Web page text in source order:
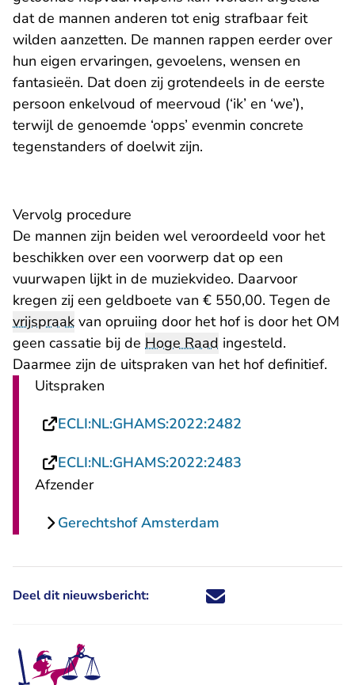
dat de mannen anderen tot enig strafbaar feit
wilden aanzetten. De mannen rappen eerder over
hun eigen ervaringen, gevoelens, wensen en
fantasieën. Dat doen zij grotendeels in de eerste
persoon enkelvoud of meervoud (‘ik’ en ‘we’),
terwijl de genoemde ‘opps’ evenmin concrete
tegenstanders of doelwit zijn.
Vervolg procedure
De mannen zijn beiden wel veroordeeld voor het
beschikken over een voorwerp dat op een
vuurwapen lijkt in de muziekvideo. Daarvoor
kregen zij een geldboete van € 550,00. Tegen de
vrijspraak van opruiing door het hof is door het OM
geen cassatie bij de Hoge Raad ingesteld.
Daarmee zijn de uitspraken van het hof definitief.
Uitspraken
ECLI:NL:GHAMS:2022:2482
ECLI:NL:GHAMS:2022:2483
Afzender
Gerechtshof Amsterdam
Deel dit nieuwsbericht: Deel dit nieuwsbericht via X -
Deel dit nieuwsbericht via
Deel dit nieuwsbericht
Deel dit